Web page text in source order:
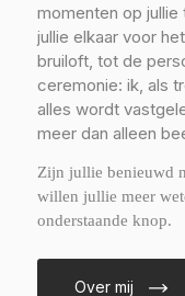
momenten op jullie
jullie elkaar voor
bruiloft, tot de
ceremonie: ik, als
alles wordt
meer dan alleen
Zijn jullie benieuwd
willen jullie meer
onderstaande knop.
Over mij